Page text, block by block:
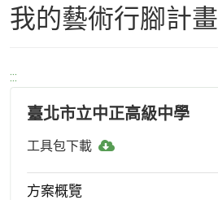
我的藝術行腳計畫
:::
臺北市立中正高級中學
工具包下載
工
方案概覽